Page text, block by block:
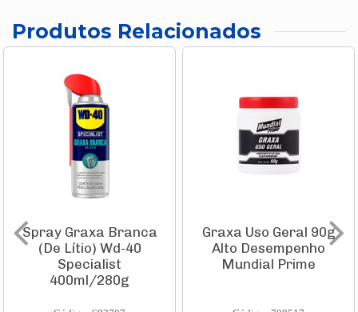
Produtos Relacionados
Spray Graxa Branca
(De Lítio) Wd-40
Specialist
400ml/280g
Graxa Uso Geral 90g
Alto Desempenho
Mundial Prime